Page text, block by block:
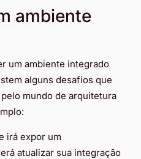
ambiente
um ambiente integrado
alguns desafios que
mundo de arquitetura
irá expor um
atualizar sua integração